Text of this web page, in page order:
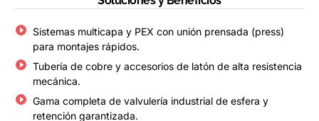
Sistemas multicapa y PEX con unión prensada (press)
para montajes rápidos.
Tubería de cobre y accesorios de latón de alta resistencia
mecánica.
Gama completa de valvulería industrial de esfera y
retención garantizada.